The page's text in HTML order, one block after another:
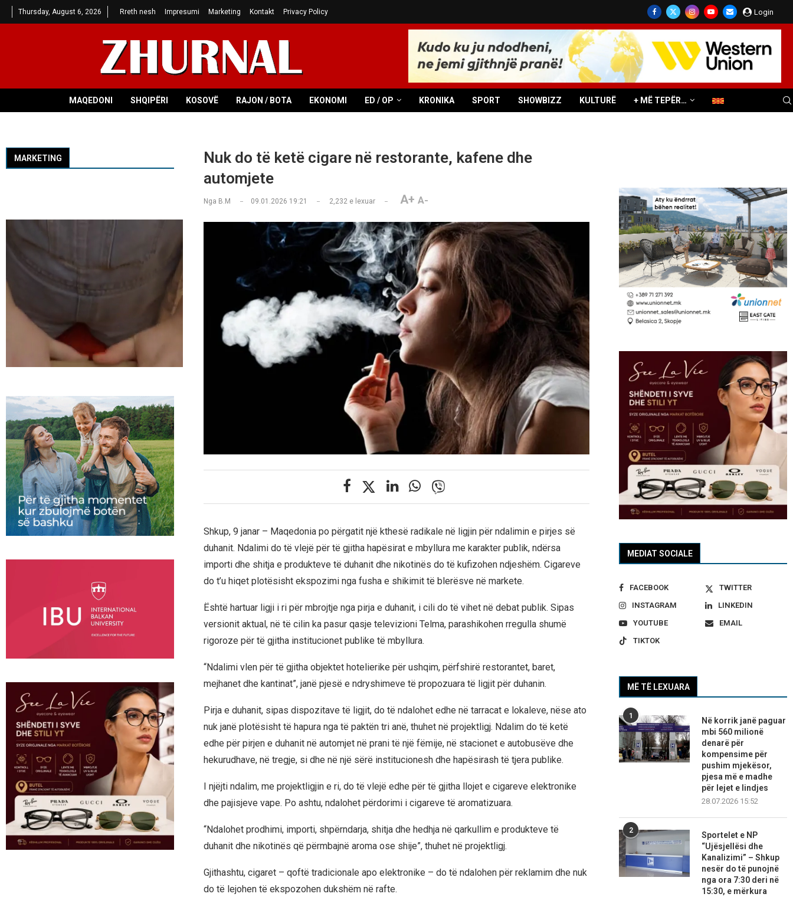
Thursday, August 6, 2026 Rreth nesh Impresumi Marketing Kontakt Privacy Policy Login
MAQEDONI SHQIPËRI KOSOVË RAJON / BOTA EKONOMI ED / OP KRONIKA SPORT SHOWBIZZ KULTURË + MË TEPËR…
Nuk do të ketë cigare në restorante, kafene dhe
automjete
Nga B.M 09.01.2026 19:21 2,232e lexuar A+ A-
Shkup, 9 janar – Maqedonia po përgatit një kthesë radikale në ligjin për ndalimin e pirjes së
duhanit. Ndalimi do të vlejë për të gjitha hapësirat e mbyllura me karakter publik, ndërsa
importi dhe shitja e produkteve të duhanit dhe nikotinës do të kufizohen ndjeshëm. Cigareve
do t’u hiqet plotësisht ekspozimi nga fusha e shikimit të blerësve në markete.
Është hartuar ligji i ri për mbrojtje nga pirja e duhanit, i cili do të vihet në debat publik. Sipas
versionit aktual, në të cilin ka pasur qasje televizioni Telma, parashikohen rregulla shumë
rigoroze për të gjitha institucionet publike të mbyllura.
“Ndalimi vlen për të gjitha objektet hotelierike për ushqim, përfshirë restorantet, baret,
mejhanet dhe kantinat”, janë pjesë e ndryshimeve të propozuara të ligjit për duhanin.
Pirja e duhanit, sipas dispozitave të ligjit, do të ndalohet edhe në tarracat e lokaleve, nëse ato
nuk janë plotësisht të hapura nga të paktën tri anë, thuhet në projektligj. Ndalim do të ketë
edhe për pirjen e duhanit në automjet në prani të një fëmije, në stacionet e autobusëve dhe
hekurudhave, në tregje, si dhe në një sërë institucionesh dhe hapësirash të tjera publike.
I njëjti ndalim, me projektligjin e ri, do të vlejë edhe për të gjitha llojet e cigareve elektronike
dhe pajisjeve vape. Po ashtu, ndalohet përdorimi i cigareve të aromatizuara.
“Ndalohet prodhimi, importi, shpërndarja, shitja dhe hedhja në qarkullim e produkteve të
duhanit dhe nikotinës që përmbajnë aroma ose shije”, thuhet në projektligj.
Gjithashtu, cigaret – qoftë tradicionale apo elektronike – do të ndalohen për reklamim dhe nuk
do të lejohen të ekspozohen dukshëm në rafte.
MEDIAT SOCIALE
FACEBOOK
TWITTER
INSTAGRAM
LINKEDIN
YOUTUBE
EMAIL
TIKTOK
MË TË LEXUARA
1
Në korrik janë paguar
mbi 560 milionë
denarë për
kompensime për
pushim mjekësor,
pjesa më e madhe
për lejet e lindjes
28.07.2026 15:52
2
Sportelet e NP
“Ujësjellësi dhe
Kanalizimi” – Shkup
nesër do të punojnë
nga ora 7:30 deri në
15:30, e mërkura
MARKETING